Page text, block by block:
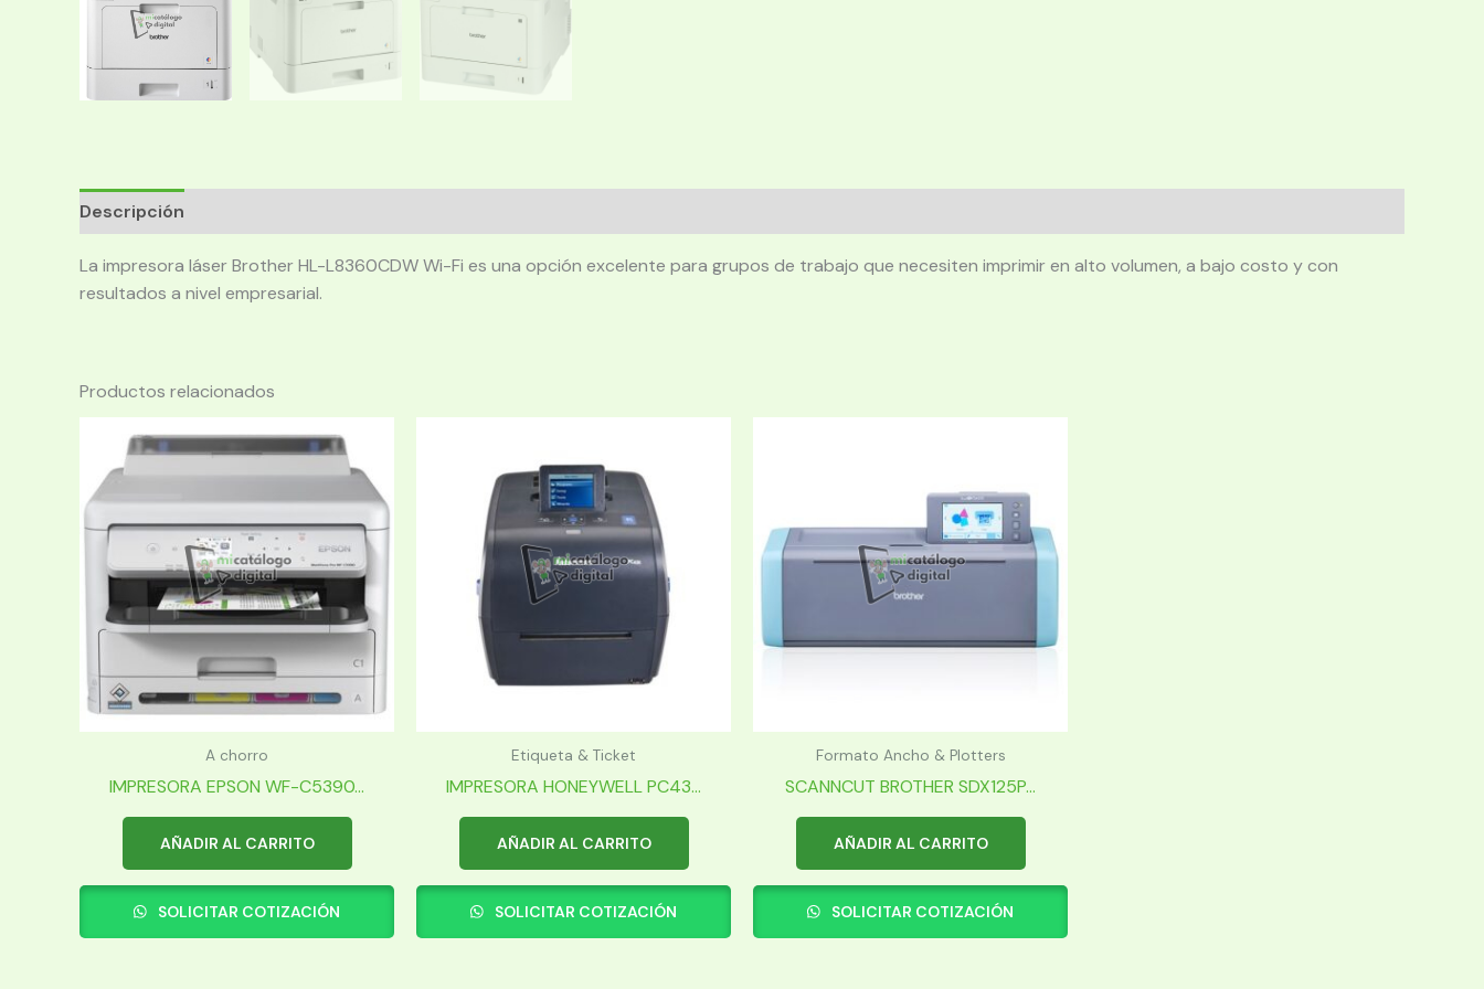
Descripción
La impresora láser Brother HL-L8360CDW Wi-Fi es una opción excelente para grupos de trabajo que necesiten imprimir en alto volumen, a bajo costo y con
resultados a nivel empresarial.
Productos relacionados
A chorro
IMPRESORA EPSON WF-C5390...
AÑADIR AL CARRITO
SOLICITAR COTIZACIÓN
Etiqueta & Ticket
IMPRESORA HONEYWELL PC43...
AÑADIR AL CARRITO
SOLICITAR COTIZACIÓN
Formato Ancho & Plotters
SCANNCUT BROTHER SDX125P...
AÑADIR AL CARRITO
SOLICITAR COTIZACIÓN